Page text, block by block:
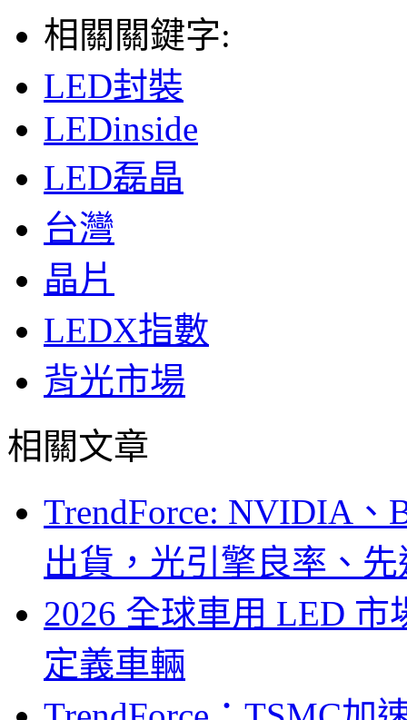
相關關鍵字:
LED封裝
LEDinside
LED磊晶
台灣
晶片
LEDX指數
背光市場
相關文章
TrendForce: NVIDIA、
出貨，光引擎良率、
2026 全球車用 LED
定義車輛